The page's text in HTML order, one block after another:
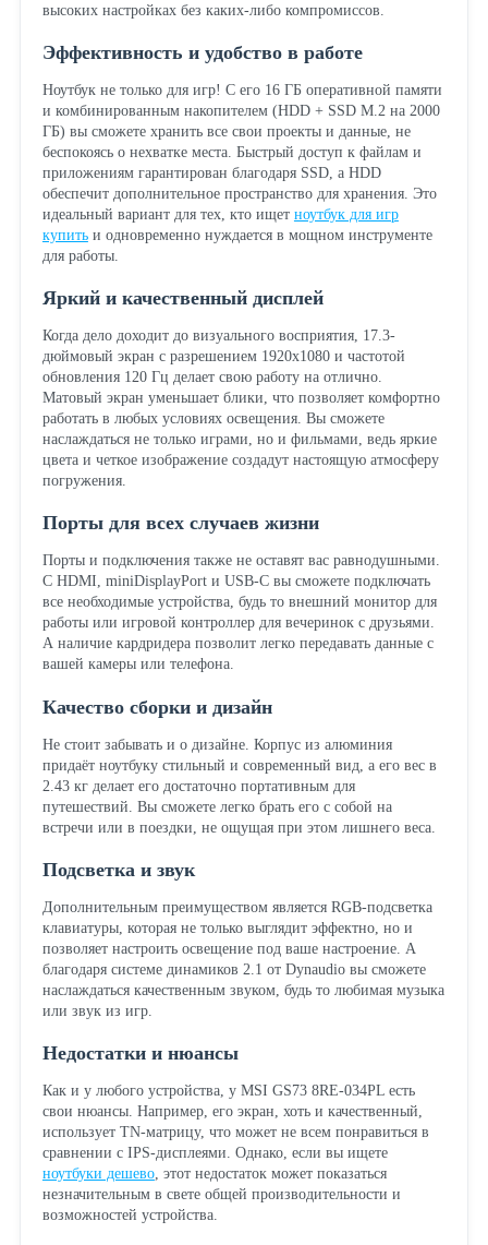
высоких настройках без каких-либо компромиссов.
Эффективность и удобство в работе
Ноутбук не только для игр! С его 16 ГБ оперативной памяти
и комбинированным накопителем (HDD + SSD M.2 на 2000
ГБ) вы сможете хранить все свои проекты и данные, не
беспокоясь о нехватке места. Быстрый доступ к файлам и
приложениям гарантирован благодаря SSD, а HDD
обеспечит дополнительное пространство для хранения. Это
идеальный вариант для тех, кто ищет ноутбук для игр
купитьи одновременно нуждается в мощном инструменте
для работы.
Яркий и качественный дисплей
Когда дело доходит до визуального восприятия, 17.3-
дюймовый экран с разрешением 1920x1080 и частотой
обновления 120 Гц делает свою работу на отлично.
Матовый экран уменьшает блики, что позволяет комфортно
работать в любых условиях освещения. Вы сможете
наслаждаться не только играми, но и фильмами, ведь яркие
цвета и четкое изображение создадут настоящую атмосферу
погружения.
Порты для всех случаев жизни
Порты и подключения также не оставят вас равнодушными.
С HDMI, miniDisplayPort и USB-C вы сможете подключать
все необходимые устройства, будь то внешний монитор для
работы или игровой контроллер для вечеринок с друзьями.
А наличие кардридера позволит легко передавать данные с
вашей камеры или телефона.
Качество сборки и дизайн
Не стоит забывать и о дизайне. Корпус из алюминия
придаёт ноутбуку стильный и современный вид, а его вес в
2.43 кг делает его достаточно портативным для
путешествий. Вы сможете легко брать его с собой на
встречи или в поездки, не ощущая при этом лишнего веса.
Подсветка и звук
Дополнительным преимуществом является RGB-подсветка
клавиатуры, которая не только выглядит эффектно, но и
позволяет настроить освещение под ваше настроение. А
благодаря системе динамиков 2.1 от Dynaudio вы сможете
наслаждаться качественным звуком, будь то любимая музыка
или звук из игр.
Недостатки и нюансы
Как и у любого устройства, у MSI GS73 8RE-034PL есть
свои нюансы. Например, его экран, хоть и качественный,
использует TN-матрицу, что может не всем понравиться в
сравнении с IPS-дисплеями. Однако, если вы ищете
ноутбуки дешево, этот недостаток может показаться
незначительным в свете общей производительности и
возможностей устройства.